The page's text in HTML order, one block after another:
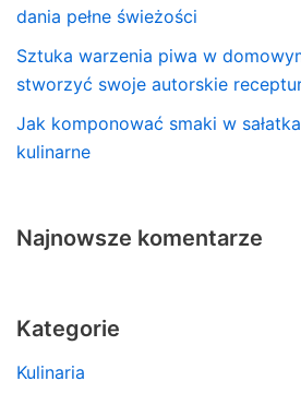
dania pełne świeżości
Sztuka warzenia piwa w
stworzyć swoje autorskie
Jak komponować smaki w
kulinarne
Najnowsze komentarze
Kategorie
Kulinaria